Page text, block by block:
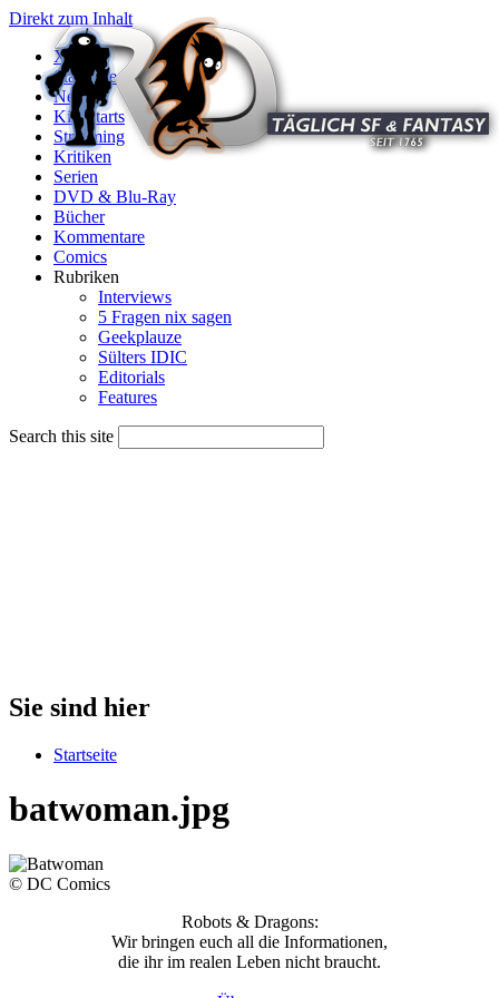
Direkt zum Inhalt
X
Startseite
News
Kinostarts
Streaming
Kritiken
Serien
DVD & Blu-Ray
Bücher
Kommentare
Comics
Rubriken
Interviews
5 Fragen nix sagen
Geekplauze
Sülters IDIC
Editorials
Features
Search this site
Sie sind hier
Startseite
batwoman.jpg
© DC Comics
Robots & Dragons:
Wir bringen euch all die Informationen,
die ihr im realen Leben nicht braucht.